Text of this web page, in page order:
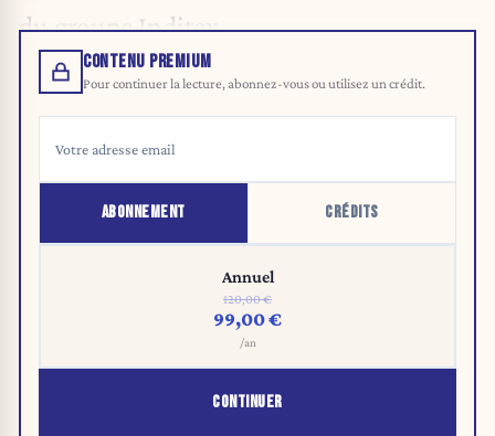
du groupe Inditex.
CONTENU PREMIUM
Pour continuer la lecture, abonnez-vous ou utilisez un crédit.
ABONNEMENT CRÉDITS
Annuel
120,00 €
99,00 €
/an
CONTINUER